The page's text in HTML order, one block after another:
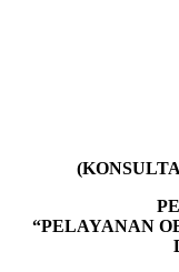
“PELAYANAN